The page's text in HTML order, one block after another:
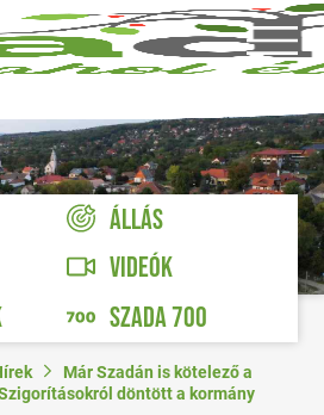
ÁLLÁS
VIDEÓK
SZADA 700
Már Szadán is kötelező a
döntött a kormány